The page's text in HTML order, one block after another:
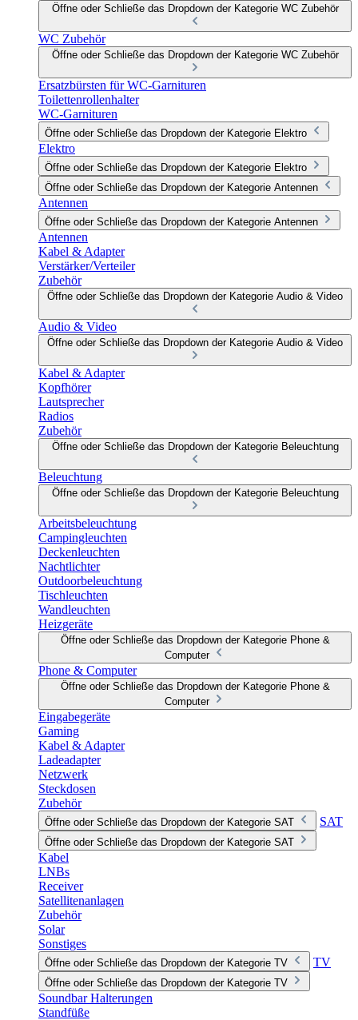
Öffne oder Schließe das Dropdown der Kategorie WC Zubehör
WC Zubehör
Öffne oder Schließe das Dropdown der Kategorie WC Zubehör
Ersatzbürsten für WC-Garnituren
Toilettenrollenhalter
WC-Garnituren
Öffne oder Schließe das Dropdown der Kategorie Elektro
Elektro
Öffne oder Schließe das Dropdown der Kategorie Elektro
Öffne oder Schließe das Dropdown der Kategorie Antennen
Antennen
Öffne oder Schließe das Dropdown der Kategorie Antennen
Antennen
Kabel & Adapter
Verstärker/Verteiler
Zubehör
Öffne oder Schließe das Dropdown der Kategorie Audio & Video
Audio & Video
Öffne oder Schließe das Dropdown der Kategorie Audio & Video
Kabel & Adapter
Kopfhörer
Lautsprecher
Radios
Zubehör
Öffne oder Schließe das Dropdown der Kategorie Beleuchtung
Beleuchtung
Öffne oder Schließe das Dropdown der Kategorie Beleuchtung
Arbeitsbeleuchtung
Campingleuchten
Deckenleuchten
Nachtlichter
Outdoorbeleuchtung
Tischleuchten
Wandleuchten
Heizgeräte
Öffne oder Schließe das Dropdown der Kategorie Phone &
Computer
Phone & Computer
Öffne oder Schließe das Dropdown der Kategorie Phone &
Computer
Eingabegeräte
Gaming
Kabel & Adapter
Ladeadapter
Netzwerk
Steckdosen
Zubehör
Öffne oder Schließe das Dropdown der Kategorie SAT SAT
Öffne oder Schließe das Dropdown der Kategorie SAT
Kabel
LNBs
Receiver
Satellitenanlagen
Zubehör
Solar
Sonstiges
Öffne oder Schließe das Dropdown der Kategorie TV TV
Öffne oder Schließe das Dropdown der Kategorie TV
Soundbar Halterungen
Standfüße